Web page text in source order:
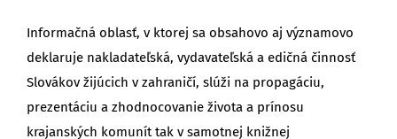
Informačná oblasť, v ktorej sa obsahovo aj významovo
deklaruje nakladateľská, vydavateľská a edičná činnosť
Slovákov žijúcich v zahraničí, slúži na propagáciu,
prezentáciu a zhodnocovanie života a prínosu
krajanských komunít tak v samotnej knižnej